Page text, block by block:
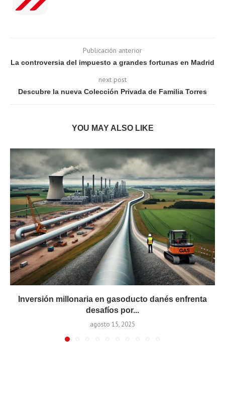
Publicación anterior
La controversia del impuesto a grandes fortunas en Madrid
next post
Descubre la nueva Colección Privada de Familia Torres
YOU MAY ALSO LIKE
Inversión millonaria en gasoducto danés enfrenta
desafíos por...
agosto 15, 2025